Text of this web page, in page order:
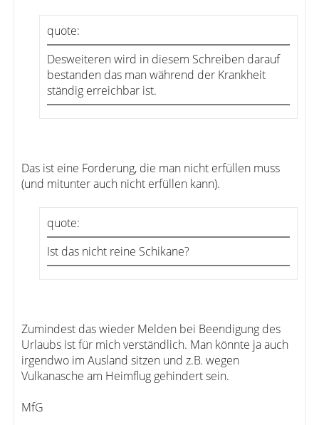
quote:
Desweiteren wird in diesem Schreiben darauf
bestanden das man während der Krankheit
ständig erreichbar ist.
Das ist eine Forderung, die man nicht erfüllen muss
(und mitunter auch nicht erfüllen kann).
quote:
Ist das nicht reine Schikane?
Zumindest das wieder Melden bei Beendigung des
Urlaubs ist für mich verständlich. Man könnte ja auch
irgendwo im Ausland sitzen und z.B. wegen
Vulkanasche am Heimflug gehindert sein.
MfG